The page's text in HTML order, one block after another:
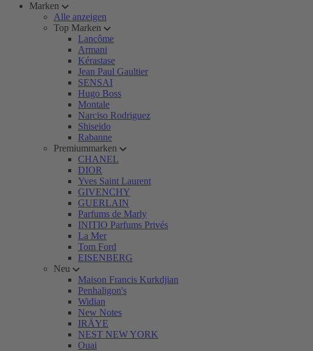
Marken
Alle anzeigen
Top Marken
Lancôme
Armani
Kérastase
Jean Paul Gaultier
SENSAI
Hugo Boss
Montale
Narciso Rodriguez
Shiseido
Rabanne
Premiummarken
CHANEL
DIOR
Yves Saint Laurent
GIVENCHY
GUERLAIN
Parfums de Marly
INITIO Parfums Privés
La Mer
Tom Ford
EISENBERG
Neu
Maison Francis Kurkdjian
Penhaligon's
Widian
New Notes
IRÄYE
NEST NEW YORK
Ouai